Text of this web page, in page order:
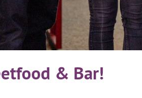
& Bar!